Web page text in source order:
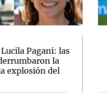
Pagani: las
la
explosión del